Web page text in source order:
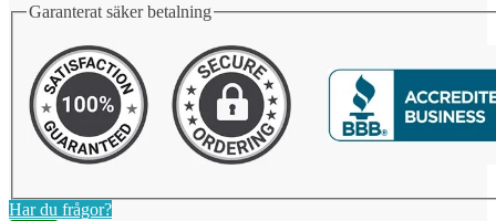
Garanterat säker betalning
Har du frågor?